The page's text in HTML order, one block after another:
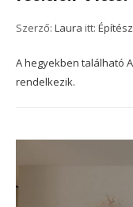
Szerző: Laura itt:
A hegyekben található
rendelkezik.